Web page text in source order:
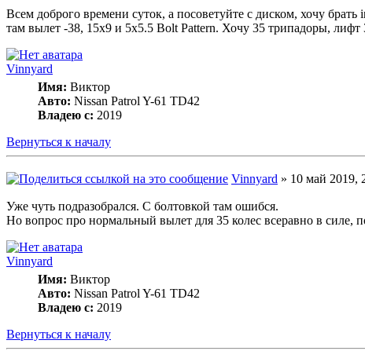
Всем доброго времени суток, а посоветуйте с диском, хочу брать
там вылет -38, 15х9 и 5x5.5 Bolt Pattern. Хочу 35 трипадоры,
Vinnyard
Имя: Виктор
Авто: Nissan Patrol Y-61 TD42
Владею с: 2019
Вернуться к началу
Vinnyard » 10 май 2019,
Уже чуть подразобрался. С болтовкой там ошибся.
Но вопрос про нормальный вылет для 35 колес всеравно в силе,
Vinnyard
Имя: Виктор
Авто: Nissan Patrol Y-61 TD42
Владею с: 2019
Вернуться к началу